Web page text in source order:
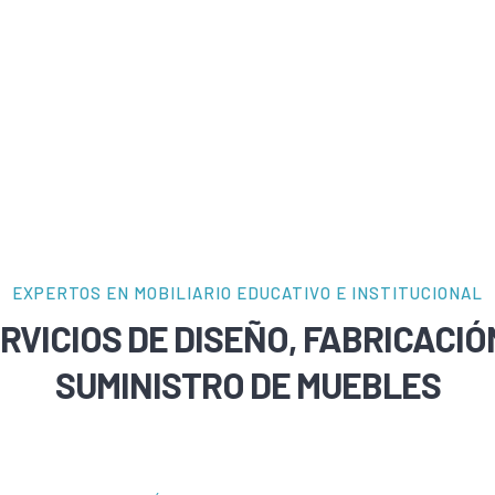
EXPERTOS EN MOBILIARIO EDUCATIVO E INSTITUCIONAL
DE DISEÑO,
SUMINISTRO DE MUEBLES